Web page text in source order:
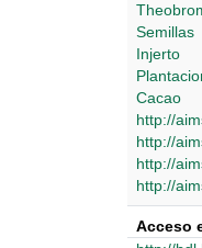
Semillas
Injerto
Cacao
http://
http://
http://
http://
Acceso